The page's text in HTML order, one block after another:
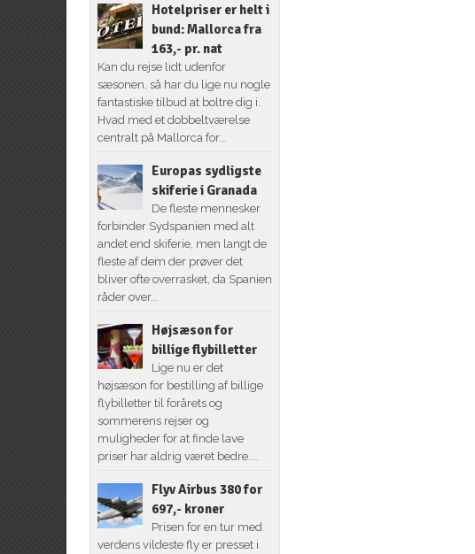
Hotelpriser er helt i
bund: Mallorca fra
163,- pr. nat
Kan du rejse lidt udenfor
sæsonen, så har du lige nu nogle
fantastiske tilbud at boltre dig i.
Hvad med et dobbeltværelse
centralt på Mallorca for...
Europas sydligste
skiferie i Granada
De fleste mennesker
forbinder Sydspanien med alt
andet end skiferie, men langt de
fleste af dem der prøver det
bliver ofte overrasket, da Spanien
råder over...
Højsæson for
billige flybilletter
Lige nu er det
højsæson for bestilling af billige
flybilletter til forårets og
sommerens rejser og
muligheder for at finde lave
priser har aldrig været bedre....
Flyv Airbus 380 for
697,- kroner
Prisen for en tur med
verdens vildeste fly er presset i